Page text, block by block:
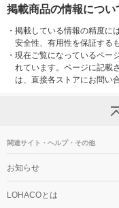
掲載商品の情報につい
・ 掲載している情報の精度に
安全性、有用性を保証する
・ 現在ご覧になっているペー
れています。ページに記載
は、直接各ストアにお問い
関連サイト・ヘルプ・その他
お知らせ
LOHACOとは